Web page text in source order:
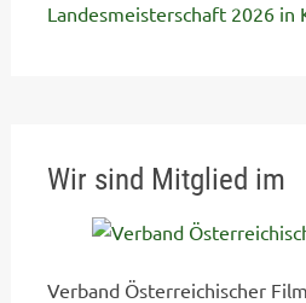
Landesmeisterschaft 2026 in
Wir sind Mitglied im
Verband Österreichischer